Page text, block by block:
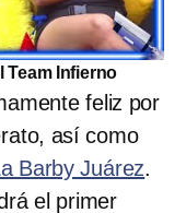
Team Infierno
feliz por
así como
Barby Juárez.
el primer